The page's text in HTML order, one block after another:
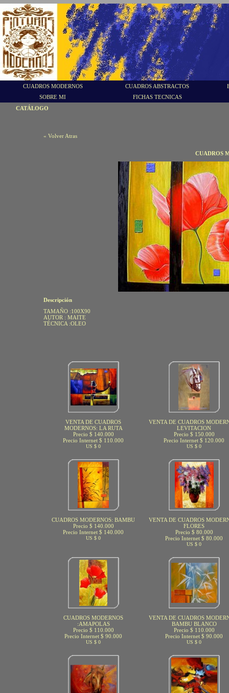
CUADROS MODERNOS CUADROS ABSTRACTOS
SOBRE MI
FICHAS TECNICAS
CATÁLOGO
« Volver Atras
CUADROS
Descripción
TAMAÑO :100X90
AUTOR : MAITE
TÉCNICA :OLEO
VENTA DE CUADROS
MODERNOS: LA RUTA
Precio $ 140.000
Precio Internet $ 110.000
US $ 0
VENTA DE CUADROS
LEVITACION
Precio $ 150.000
Precio Internet $ 120.000
US $ 0
CUADROS MODERNOS: BAMBU
Precio $ 140.000
Precio Internet $ 140.000
US $ 0
VENTA DE CUADROS
FLORES
Precio $ 80.000
Precio Internet $ 80.000
US $ 0
CUADROS MODERNOS
:AMAPOLAS
Precio $ 110.000
Precio Internet $ 90.000
US $ 0
VENTA DE CUADROS
BAMBU BLANCO
Precio $ 110.000
Precio Internet $ 90.000
US $ 0